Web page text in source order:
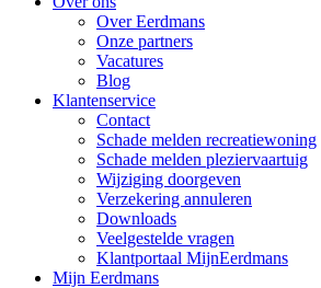
Over Eerdmans
Onze partners
Vacatures
Blog
Klantenservice
Contact
Schade melden recreatiewoning
Schade melden pleziervaartuig
Wijziging doorgeven
Verzekering annuleren
Downloads
Veelgestelde vragen
Klantportaal MijnEerdmans
Mijn Eerdmans